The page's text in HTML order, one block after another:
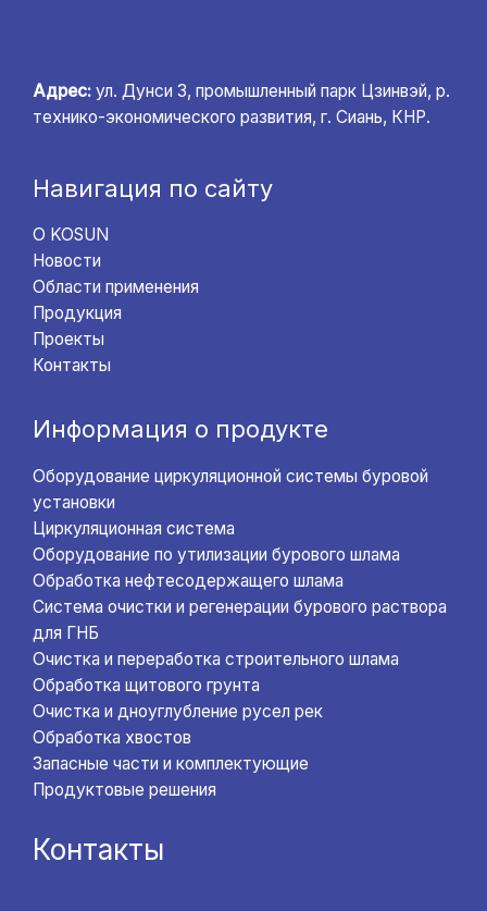
Адрес: ул. Дунси 3, промышленный парк Цзинвэй, р.
технико-экономического развития, г. Сиань, КНР.
Навигация по сайту
О KOSUN
Новости
Области применения
Продукция
Проекты
Контакты
Информация о продукте
Оборудование циркуляционной системы буровой
установки
Циркуляционная система
Оборудование по утилизации бурового шлама
Обработка нефтесодержащего шлама
Система очистки и регенерации бурового раствора
для ГНБ
Очистка и переработка строительного шлама
Обработка щитового грунта
Очистка и дноуглубление русел рек
Обработка хвостов
Запасные части и комплектующие
Продуктовые решения
Контакты